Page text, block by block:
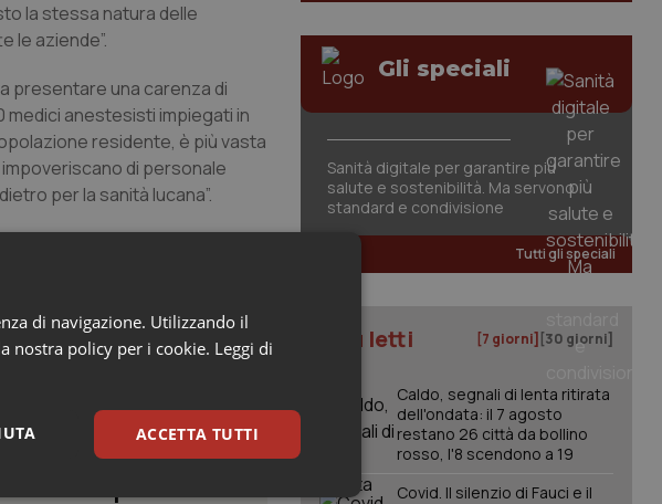
la stessa natura delle
le aziende”.
presentare una carenza di
medici anestesisti impiegati in
residente, è più vasta
impoveriscano di personale
per la sanità lucana”.
ricerca per
Gli speciali
Sanità digitale per garantire più
salute e sostenibilità. Ma servono
standard e condivisione
Tutti gli speciali
I più letti [7 giorni] [30 giorni]
Caldo, segnali di lenta ritirata
dell'ondata: il 7 agosto
restano 26 città da bollino
rosso, l'8 scendono a 19
Covid. Il silenzio di Fauci e il
di navigazione. Utilizzando il
nostra policy per i cookie. Leggi di
ACCETTA TUTTI